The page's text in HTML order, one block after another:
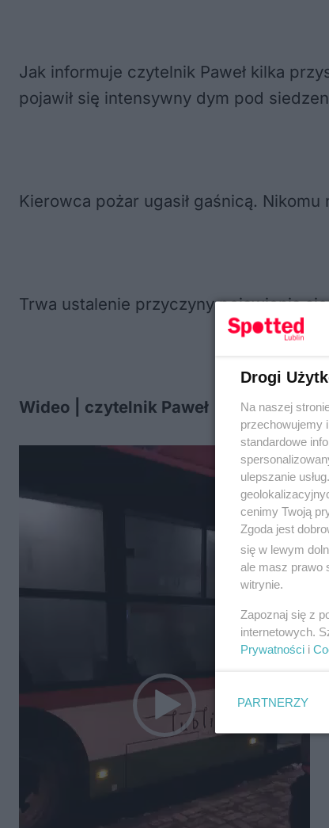
Jak informuje czytelnik Paweł kilka
pojawił się intensywny dym pod
Kierowca pożar ugasił gaśnicą.
Trwa ustalenie przyczyny pojawienia
Wideo | czytelnik Paweł
Drogi
Na naszej
przechowujemy
standardowe
ulepszanie
cenimy Twoją
Zgoda jest
się w lewym
ale masz prawo
witrynie.
Zapoznaj się z
internetowych.
Prywatności i
PARTNERZY